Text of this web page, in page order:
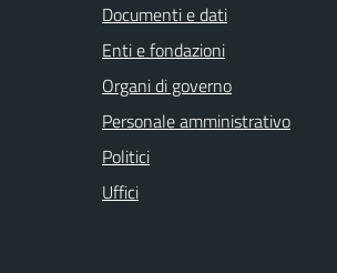
Documenti e dati
Enti e fondazioni
Organi di governo
Personale amministrativo
Politici
Uffici